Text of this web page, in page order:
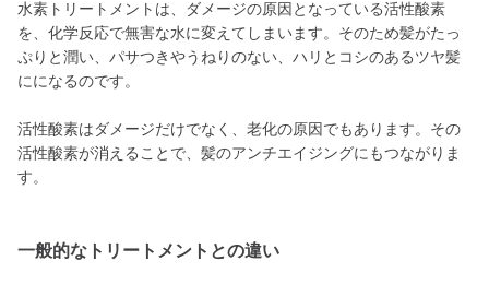
水素トリートメントは、ダメージの原因となっている活性酸素
を、化学反応で無害な水に変えてしまいます。そのため髪がたっ
ぷりと潤い、パサつきやうねりのない、ハリとコシのあるツヤ髪
にになるのです。
活性酸素はダメージだけでなく、老化の原因でもあります。その
活性酸素が消えることで、髪のアンチエイジングにもつながりま
す。
一般的なトリートメントとの違い